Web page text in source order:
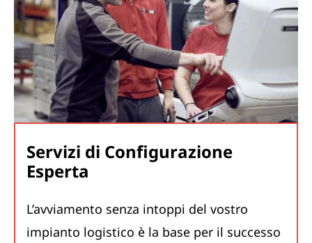
Servizi di Configurazione
Esperta
L’avviamento senza intoppi del vostro
impianto logistico è la base per il successo